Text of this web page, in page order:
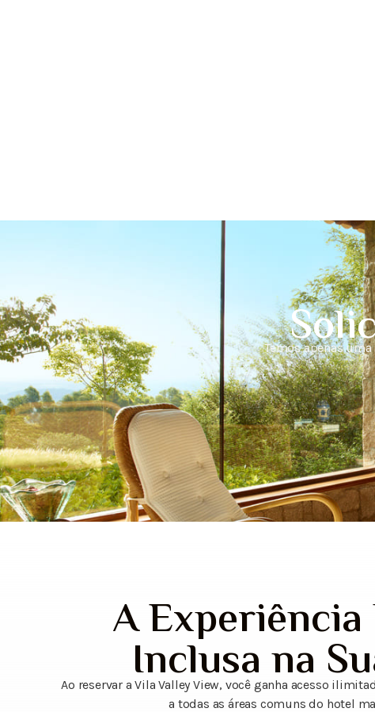
Temos apenas
A
Inclusa na
Ao reservar a Vila Valley View, você ganha acesso
a todas as áreas comuns do hotel